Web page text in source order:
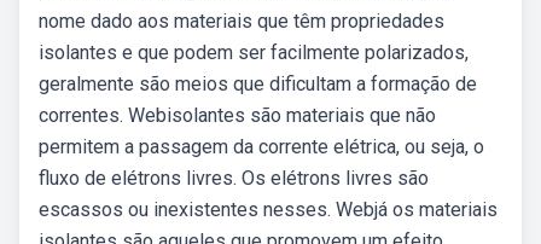
nome dado aos materiais que têm propriedades
isolantes e que podem ser facilmente polarizados,
geralmente são meios que dificultam a formação de
correntes. Webisolantes são materiais que não
permitem a passagem da corrente elétrica, ou seja, o
fluxo de elétrons livres. Os elétrons livres são
escassos ou inexistentes nesses. Webjá os materiais